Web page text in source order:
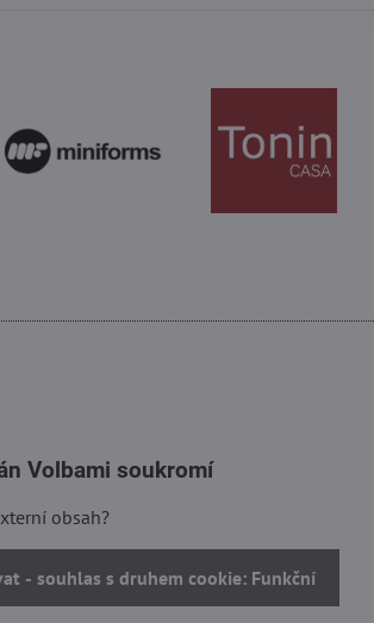
Volbami soukromí
obsah?
- souhlas s druhem cookie: Funkční